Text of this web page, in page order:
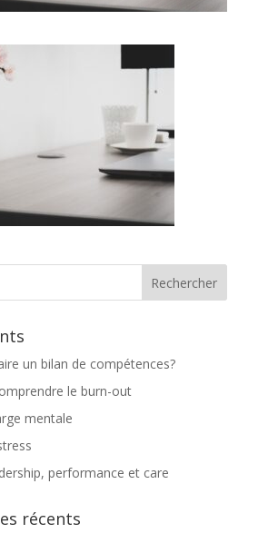
un bilan de compétences?
le burn-out
mentale
performance et care
récents